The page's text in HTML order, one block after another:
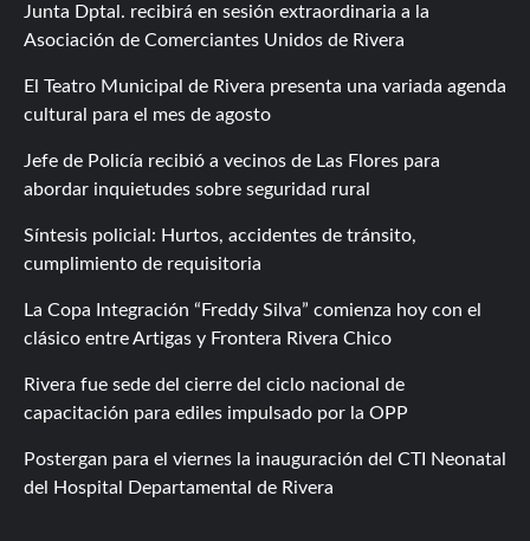
Junta Dptal. recibirá en sesión extraordinaria a la
Asociación de Comerciantes Unidos de Rivera
El Teatro Municipal de Rivera presenta una variada agenda
cultural para el mes de agosto
Jefe de Policía recibió a vecinos de Las Flores para
abordar inquietudes sobre seguridad rural
Síntesis policial: Hurtos, accidentes de tránsito,
cumplimiento de requisitoria
La Copa Integración “Freddy Silva” comienza hoy con el
clásico entre Artigas y Frontera Rivera Chico
Rivera fue sede del cierre del ciclo nacional de
capacitación para ediles impulsado por la OPP
Postergan para el viernes la inauguración del CTI Neonatal
del Hospital Departamental de Rivera